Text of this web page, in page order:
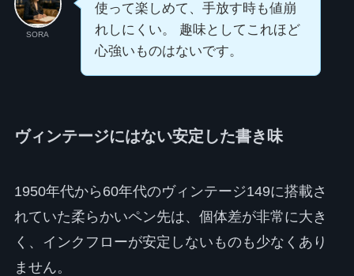
SORA
使って楽しめて、手放す時も値崩
れしにくい。 趣味としてこれほど
心強いものはないです。
ヴィンテージにはない安定した書き味
1950年代から60年代のヴィンテージ149に搭載さ
れていた柔らかいペン先は、個体差が非常に大き
く、インクフローが安定しないものも少なくあり
ません。